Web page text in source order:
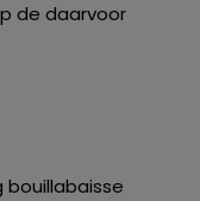
de daarvoor
bouillabaisse